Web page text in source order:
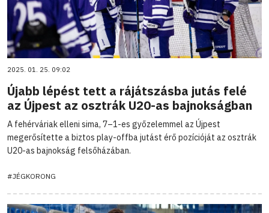
2025. 01. 25. 09:02
Újabb lépést tett a rájátszásba jutás felé
az Újpest az osztrák U20-as bajnokságban
A fehérváriak elleni sima, 7–1-es győzelemmel az Újpest
megerősítette a biztos play-offba jutást érő pozícióját az osztrák
U20-as bajnokság felsőházában.
#JÉGKORONG